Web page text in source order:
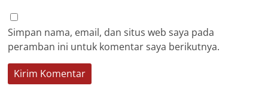
Simpan nama, email, dan situs web saya pada
peramban ini untuk komentar saya berikutnya.